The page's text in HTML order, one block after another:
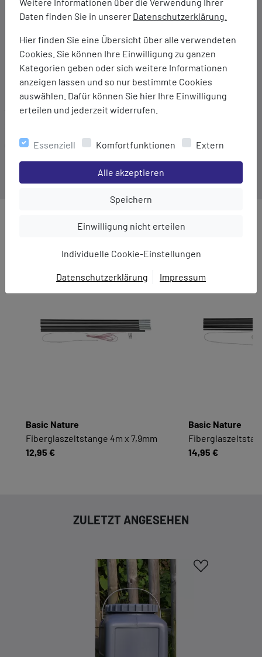
Daten finden Sie in unserer Datenschutzerklärung.
Hier finden Sie eine Übersicht über alle verwendeten
Cookies. Sie können Ihre Einwilligung zu ganzen
Kategorien geben oder sich weitere Informationen
anzeigen lassen und so nur bestimmte Cookies
auswählen. Dafür können Sie hier Ihre Einwilligung
erteilen und jederzeit widerrufen.
Essenziell Komfortfunktionen Extern
Einstellungen speichern für die Gruppe
Alle akzeptieren
Einstellungen speichern für die
Speichern
Einstellungen speichern für die Gruppe
Einwilligung nicht erteilen
Individuelle Cookie-Einstellungen
Datenschutzerklärung Impressum
EINWILLIGUNG ZUR
Hier finden Sie eine Übersicht über alle verwendeten
Cookies. Sie können Ihre Zustimmung zu ganzen
Zurück |Einwilligung nicht erteilen
Funktion dieses Onlineshops erforderlich.
KOMFORTFUNKTIONEN
Wir möchten die Bedienung dieses Shops für
Sie möglichst komfortabel gestalten.
Cookie-Informationen anzeigen
Marke:
Material:
HD Polyethylen
Maße:
27 x 29 x 47 cm
Volumen:
Gewicht:
1500 g
MEHR AUS DER KATEGORIE
Basic Nature
Fiberglaszeltstange 4m x 7,9mm
12,95 €
Basic Nature
14,95 €
ZULETZT ANGESEHEN